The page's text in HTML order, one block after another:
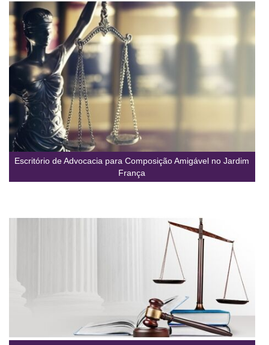
Escritório de Advocacia para Composição Amigável no Jardim
França